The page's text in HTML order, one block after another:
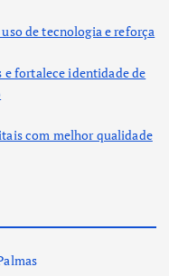
de tecnologia e reforça
e fortalece identidade de
com melhor qualidade